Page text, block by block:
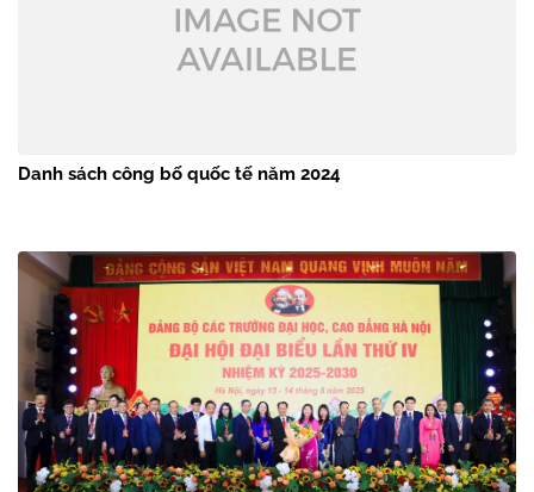
Danh sách công bố quốc tế năm 2024